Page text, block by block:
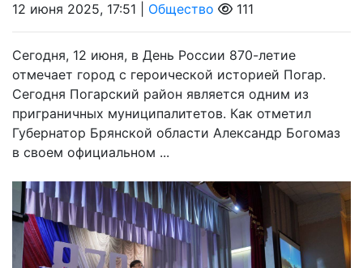
12 июня 2025, 17:51 | Общество 111
Сегодня, 12 июня, в День России 870-летие
отмечает город с героической историей Погар.
Сегодня Погарский район является одним из
приграничных муниципалитетов. Как отметил
Губернатор Брянской области Александр Богомаз
в своем официальном ...